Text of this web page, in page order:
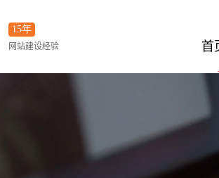
15年
网站建设经验 首